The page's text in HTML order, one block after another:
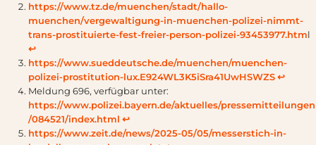
https://www.tz.de/muenchen/stadt/hallo-
muenchen/vergewaltigung-in-muenchen-polizei-nimmt-
trans-prostituierte-fest-freier-person-polizei-93453977.html
↩︎
https://www.sueddeutsche.de/muenchen/muenchen-
polizei-prostitution-lux.E924WL3K5iSra41UwHSWZS↩︎
Meldung 696, verfügbar unter:
https://www.polizei.bayern.de/aktuelles/pressemitteilungen
/084521/index.html ↩︎
https://www.zeit.de/news/2025-05/05/messerstich-in-